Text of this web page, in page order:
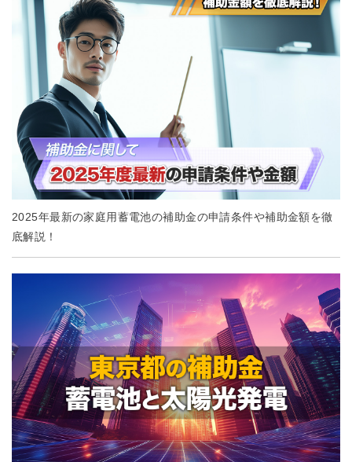
2025年最新の家庭用蓄電池の補助金の申請条件や補助金額を徹
底解説！